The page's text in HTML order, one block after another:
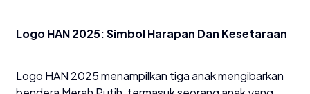
Logo HAN 2025: Simbol Harapan Dan Kesetaraan
Logo HAN 2025 menampilkan tiga anak mengibarkan